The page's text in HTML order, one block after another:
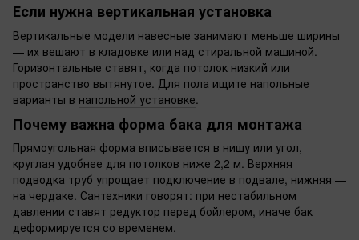
Если нужна вертикальная установка
Вертикальные модели навесные занимают меньше ширины
— их вешают в кладовке или над стиральной машиной.
Горизонтальные ставят, когда потолок низкий или
пространство вытянутое. Для пола ищите напольные
варианты в напольной установке.
Почему важна форма бака для монтажа
Прямоугольная форма вписывается в нишу или угол,
круглая удобнее для потолков ниже 2,2 м. Верхняя
подводка труб упрощает подключение в подвале, нижняя —
на чердаке. Сантехники говорят: при нестабильном
давлении ставят редуктор перед бойлером, иначе бак
деформируется со временем.